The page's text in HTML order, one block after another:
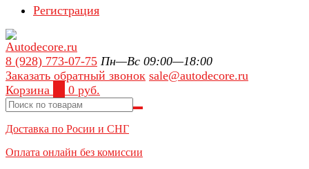
Регистрация
8 (928) 773-07-75 Пн—Вс 09:00—18:00
Заказать обратный звонок sale@autodecore.ru
Корзина
0 руб.
Доставка по Росии и СНГ
Оплата онлайн без комиссии